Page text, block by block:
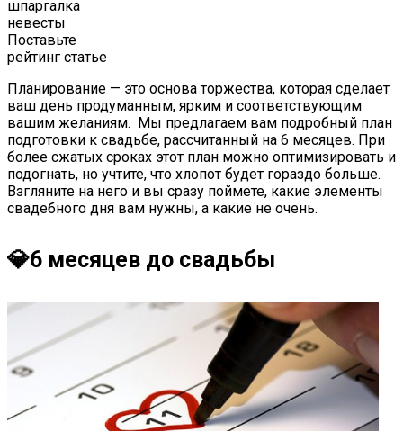
шпаргалка
невесты
Поставьте
рейтинг статье
Планирование — это основа торжества, которая сделает
ваш день продуманным, ярким и соответствующим
вашим желаниям. Мы предлагаем вам подробный план
подготовки к свадьбе, рассчитанный на 6 месяцев. При
более сжатых сроках этот план можно оптимизировать и
подогнать, но учтите, что хлопот будет гораздо больше.
Взгляните на него и вы сразу поймете, какие элементы
свадебного дня вам нужны, а какие не очень.
💎6 месяцев до свадьбы